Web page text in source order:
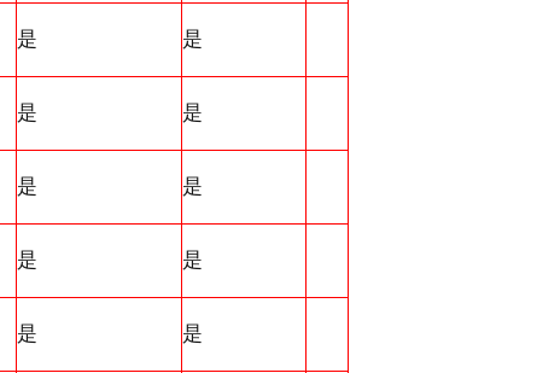
是 是
是 是
是 是
是 是
是 是